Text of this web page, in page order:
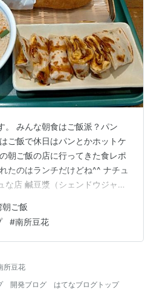
。 みんな朝食はご飯派？パン
ご飯で休日はパンとかホットケ
朝ご飯の店に行ってきた食レポ
たのはランチだけどね^^ ナチュ
な店 鹹豆漿（シェンドウジャ
イリッシュな店 訪れたのは大
manna。 台湾ブレックファース
（ザオツァン）っていうのは”中
しげな異空間を醸し出してる
朝ご飯
#南所豆花
所豆花
開発ブログ
はてなブログトップ